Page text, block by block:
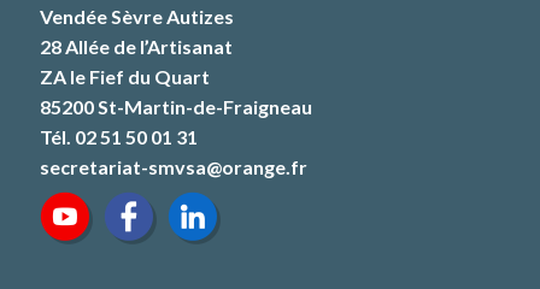
Vendée Sèvre Autizes
28 Allée de l’Artisanat
ZA le Fief du Quart
85200 St-Martin-de-Fraigneau
Tél. 02 51 50 01 31
secretariat-smvsa@orange.fr